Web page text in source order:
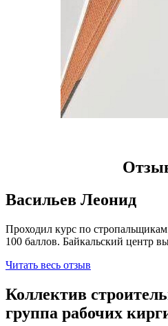
Васильев Леонид
Проходил курс по
100 баллов. Байкальский центр
Читать весь отзыв
Коллектив
группа рабочих